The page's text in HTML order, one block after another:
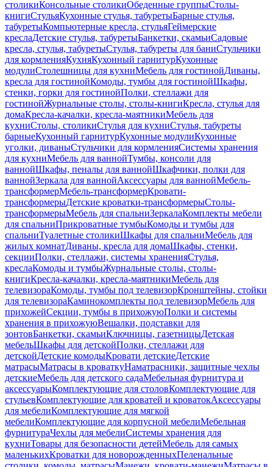
столикиКонсольные столикиОбеденные группыСтолы-
книгиСтульяКухонные стулья, табуретыБарные стулья,
табуретыКомпьютерные кресла, стульяГеймерские
креслаДетские стулья, табуретыБанкетки, скамьиСадовые
кресла, стулья, табуретыСтулья, табуреты для баниСтульчики
для кормленияКухняКухонный гарнитурКухонные
модулиСтолешницы для кухниМебель для гостинойДиваны,
кресла для гостинойКомоды, тумбы для гостинойШкафы,
стенки, горки для гостинойПолки, стеллажи для
гостинойЖурнальные столы, столы-книгиКресла, стулья для
домаКресла-качалки, кресла-маятникиМебель для
кухниСтолы, столикиСтулья для кухниСтулья, табуреты
барныеКухонный гарнитурКухонные модулиКухонные
уголки, диваныСтульчики для кормленияСистемы хранения
для кухниМебель для ваннойТумбы, консоли для
ваннойШкафы, пеналы для ваннойШкафчики, полки для
ваннойЗеркала для ваннойАксессуары для ваннойМебель-
трансформерМебель-трансформерКровати-
трансформерыДетские кроватки-трансформерыСтолы-
трансформерыМебель для спальниЗеркалаКомплекты мебели
для спальниПрикроватные тумбыКомоды и тумбы для
спальниТуалетные столикиШкафы для спальниМебель для
жилых комнатДиваны, кресла для домаШкафы, стенки,
секцииПолки, стеллажи, системы храненияСтулья,
креслаКомоды и тумбыЖурнальные столы, столы-
книгиКресла-качалки, кресла-маятникиМебель для
телевизораКомоды, тумбы под телевизорКронштейны, стойки
для телевизораКаминокомплекты под телевизорМебель для
прихожейСекции, тумбы в прихожуюПолки и системы
хранения в прихожуюВешалки, подставки для
зонтовБанкетки, скамьиКлючницы, газетницыДетская
мебельШкафы для детскойПолки, стеллажи для
детскойДетские комодыКровати детскиеДетские
матрасыМатрасы в кроваткуНаматрасники, защитные чехлы
детскиеМебель для детского садаМебельная фурнитура и
аксессуарыКомплектующие для столовКомплектующие для
стульевКомплектующие для кроватей и кроватокАксессуары
для мебелиКомплектующие для мягкой
мебелиКомплектующие для корпусной мебелиМебельная
фурнитураЧехлы для мебелиСистемы хранения для
кухниТовары для безопасности детейМебель для самых
маленькихКроватки для новорожденныхПеленальные